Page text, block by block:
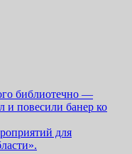
библиотечно —
и повесили банер ко
для